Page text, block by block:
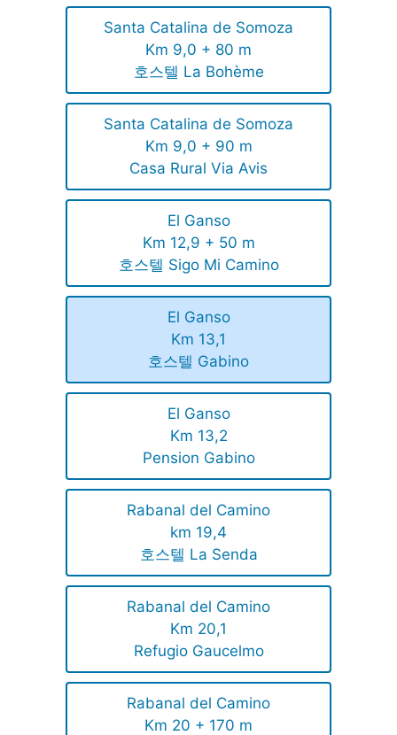
Santa Catalina de Somoza
Km 9,0 + 80 m
호스텔 La Bohème
Santa Catalina de Somoza
Km 9,0 + 90 m
Casa Rural Via Avis
El Ganso
Km 12,9 + 50 m
호스텔 Sigo Mi Camino
El Ganso
Km 13,1
호스텔 Gabino
El Ganso
Km 13,2
Pension Gabino
Rabanal del Camino
km 19,4
호스텔 La Senda
Rabanal del Camino
Km 20,1
Refugio Gaucelmo
Rabanal del Camino
Km 20 + 170 m